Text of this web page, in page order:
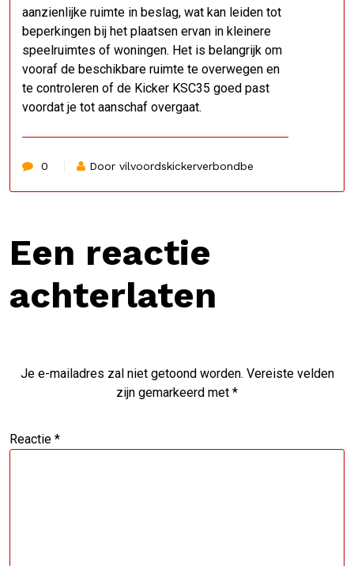
aanzienlijke ruimte in beslag, wat kan leiden tot
beperkingen bij het plaatsen ervan in kleinere
speelruimtes of woningen. Het is belangrijk om
vooraf de beschikbare ruimte te overwegen en
te controleren of de Kicker KSC35 goed past
voordat je tot aanschaf overgaat.
0 Door vilvoordskickerverbondbe
Een reactie
achterlaten
Je e-mailadres zal niet getoond worden. Vereiste velden
zijn gemarkeerd met *
Reactie *